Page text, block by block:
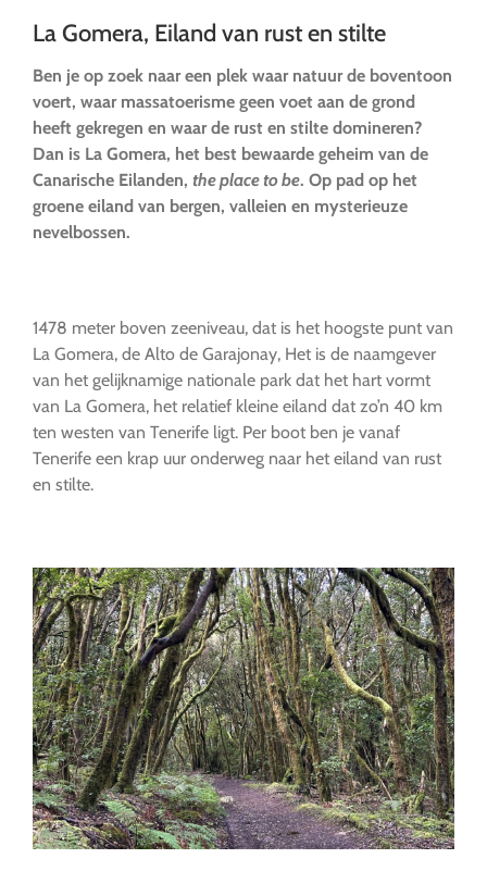
La Gomera, Eiland van rust en stilte
Ben je op zoek naar een plek waar natuur de boventoon
voert, waar massatoerisme geen voet aan de grond
heeft gekregen en waar de rust en stilte domineren?
Dan is La Gomera, het best bewaarde geheim van de
Canarische Eilanden, the place to be. Op pad op het
groene eiland van bergen, valleien en mysterieuze
nevelbossen.
1478 meter boven zeeniveau, dat is het hoogste punt van
La Gomera, de Alto de Garajonay, Het is de naamgever
van het gelijknamige nationale park dat het hart vormt
van La Gomera, het relatief kleine eiland dat zo’n 40 km
ten westen van Tenerife ligt. Per boot ben je vanaf
Tenerife een krap uur onderweg naar het eiland van rust
en stilte.